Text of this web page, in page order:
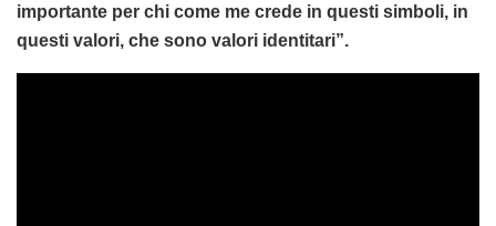
importante per chi come me crede in questi simboli, in
questi valori, che sono valori identitari”.